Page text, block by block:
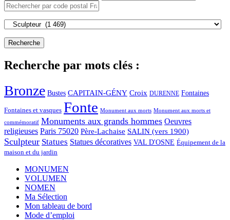
Recherche par mots clés :
Bronze Bustes CAPITAIN-GÉNY Croix DURENNE Fontaines
Fontaines et vasques Fonte Monument aux morts Monument aux morts et
commémoratif Monuments aux grands hommes Oeuvres
religieuses Paris 75020 Père-Lachaise SALIN (vers 1900)
Sculpteur Statues Statues décoratives VAL D'OSNE Équipement de la
maison et du jardin
MONUMEN
VOLUMEN
NOMEN
Ma Sélection
Mon tableau de bord
Mode d’emploi